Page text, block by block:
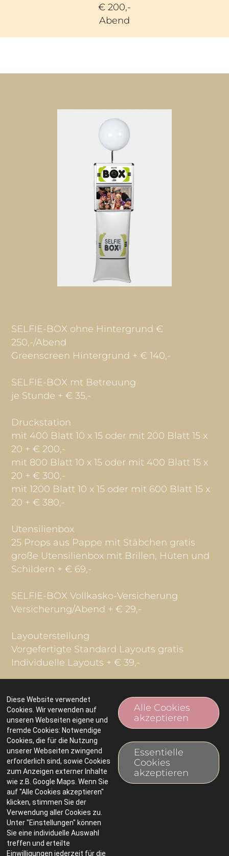
€ 200,-
Abend
SELFIE-BOX ohne Hintergrund €
250,-/Abend
Greenscreen Hintergrund + € 140,-
SELFIE-BOX mt Betreuung
je Stunde + € 35,-
Druckstation
mit 400 Blatt 10 x 15 oder mit 200 Blatt 15 x
20 + € 200,-
mit 800 Blatt 10 x 15 oder mit 400 Blatt 15 x
20 + € 300,-
mit 1200 Blatt 10 x 15 oder mit 600 Blatt 15 x
20 + € 380,-
Utensilienbox
25 Props aus Pappe mit Stäbchen gratis
große Utensilienbox mit Brillen, Hüten und
Schildern + € 69,-
SELFIE-BOX Vollkasko-Versicherung
Versicherung/Abend + € 29,-
Layouterstellung
Vorgefertigte Standard Layouts gratis
Individuelle Layouts + € 39,-
Diese Website verwendet
Cookies. Wir verwenden auf
unseren Webseiten eigene und
fremde Cookies: Notwendige
Cookies, die für die Nutzung
unserer Webseiten zwingend
erforderlich sind, sowie Cookies
zum Anzeigen externer Inhalte
wie z.B. Google Maps. Wenn Sie
auf "Alle Cookies akzeptieren"
klicken, stimmen Sie der
Verwendung aller Cookies zu.
Unter "Einstellungen" können
Sie eine individuelle Auswahl
treffen und erteilte
Einwilligungen jederzeit für die
Alle Cookies
akzeptieren
Essentielle
Cookies
akzeptieren
Impressum
Cookie-Einstellungen